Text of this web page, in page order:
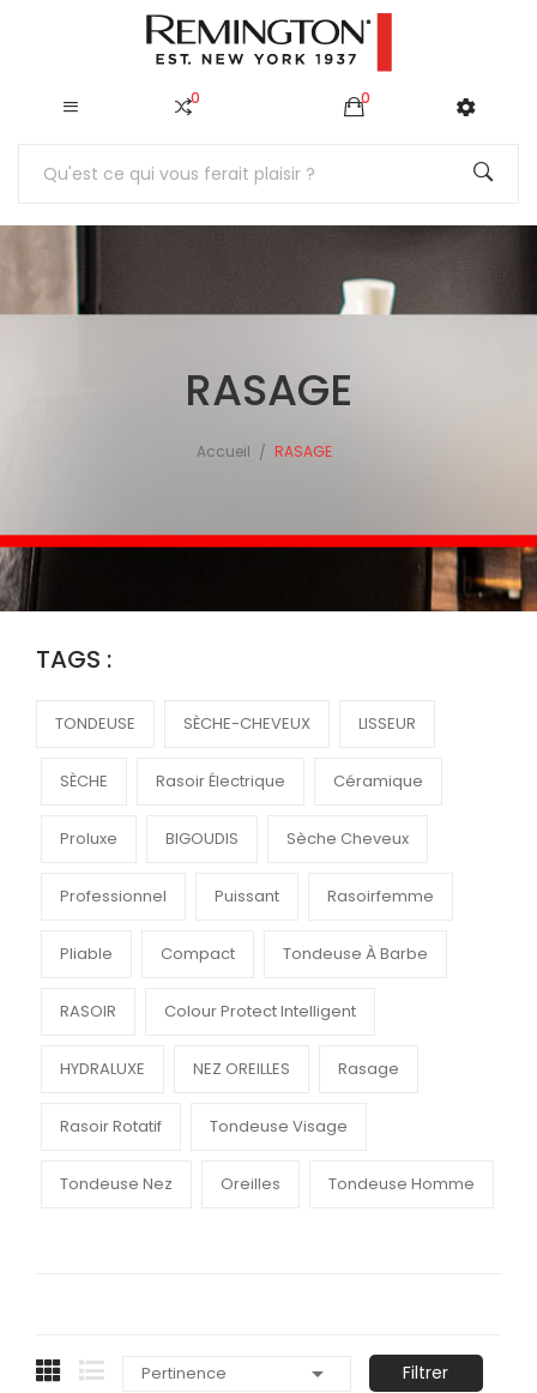
0 0
RASAGE
Accueil RASAGE
TAGS :
TONDEUSE SÈCHE-CHEVEUX LISSEUR
SÈCHE Rasoir Électrique Céramique
Proluxe BIGOUDIS Sèche Cheveux
Professionnel Puissant Rasoirfemme
Pliable Compact Tondeuse À Barbe
RASOIR Colour Protect Intelligent
HYDRALUXE NEZ OREILLES Rasage
Rasoir Rotatif Tondeuse Visage
Tondeuse Nez Oreilles Tondeuse Homme
Pertinence  Filtrer